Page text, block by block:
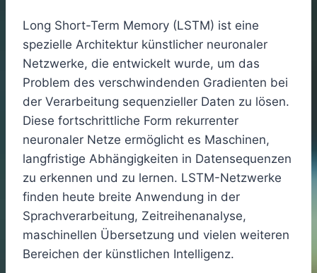
Long Short-Term Memory (LSTM) ist eine
spezielle Architektur künstlicher neuronaler
Netzwerke, die entwickelt wurde, um das
Problem des verschwindenden Gradienten bei
der Verarbeitung sequenzieller Daten zu lösen.
Diese fortschrittliche Form rekurrenter
neuronaler Netze ermöglicht es Maschinen,
langfristige Abhängigkeiten in Datensequenzen
zu erkennen und zu lernen. LSTM-Netzwerke
finden heute breite Anwendung in der
Sprachverarbeitung, Zeitreihenanalyse,
maschinellen Übersetzung und vielen weiteren
Bereichen der künstlichen Intelligenz.